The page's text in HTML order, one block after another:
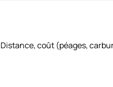
coût (péages,